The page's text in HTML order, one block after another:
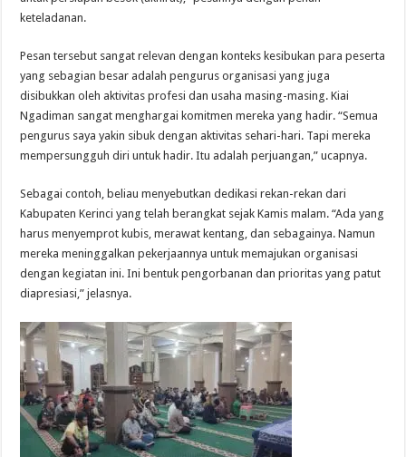
keteladanan.
Pesan tersebut sangat relevan dengan konteks kesibukan para peserta
yang sebagian besar adalah pengurus organisasi yang juga
disibukkan oleh aktivitas profesi dan usaha masing-masing. Kiai
Ngadiman sangat menghargai komitmen mereka yang hadir. “Semua
pengurus saya yakin sibuk dengan aktivitas sehari-hari. Tapi mereka
mempersungguh diri untuk hadir. Itu adalah perjuangan,” ucapnya.
Sebagai contoh, beliau menyebutkan dedikasi rekan-rekan dari
Kabupaten Kerinci yang telah berangkat sejak Kamis malam. “Ada yang
harus menyemprot kubis, merawat kentang, dan sebagainya. Namun
mereka meninggalkan pekerjaannya untuk memajukan organisasi
dengan kegiatan ini. Ini bentuk pengorbanan dan prioritas yang patut
diapresiasi,” jelasnya.